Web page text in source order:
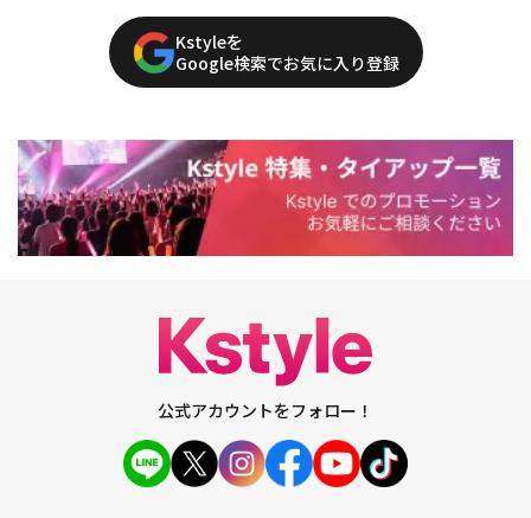
Kstyleを
Google検索でお気に入り登録
公式アカウントをフォロー！